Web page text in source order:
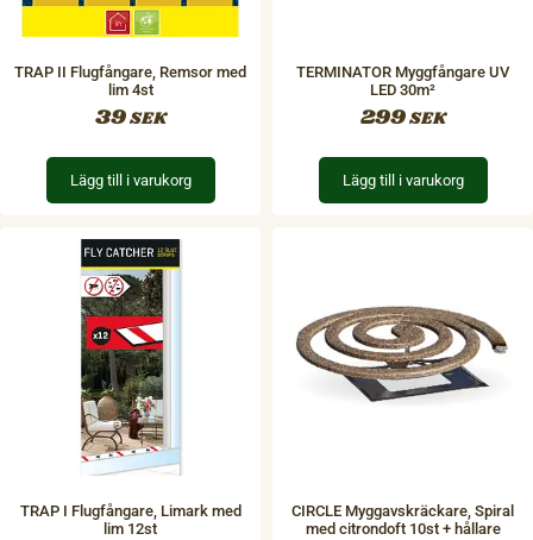
TRAP II Flugfångare, Remsor med
lim 4st
39SEK
Lägg till i varukorg
TERMINATOR Myggfångare UV
LED 30m²
299SEK
Lägg till i varukorg
TRAP I Flugfångare, Limark med
lim 12st
CIRCLE Myggavskräckare, Spiral
med citrondoft 10st + hållare